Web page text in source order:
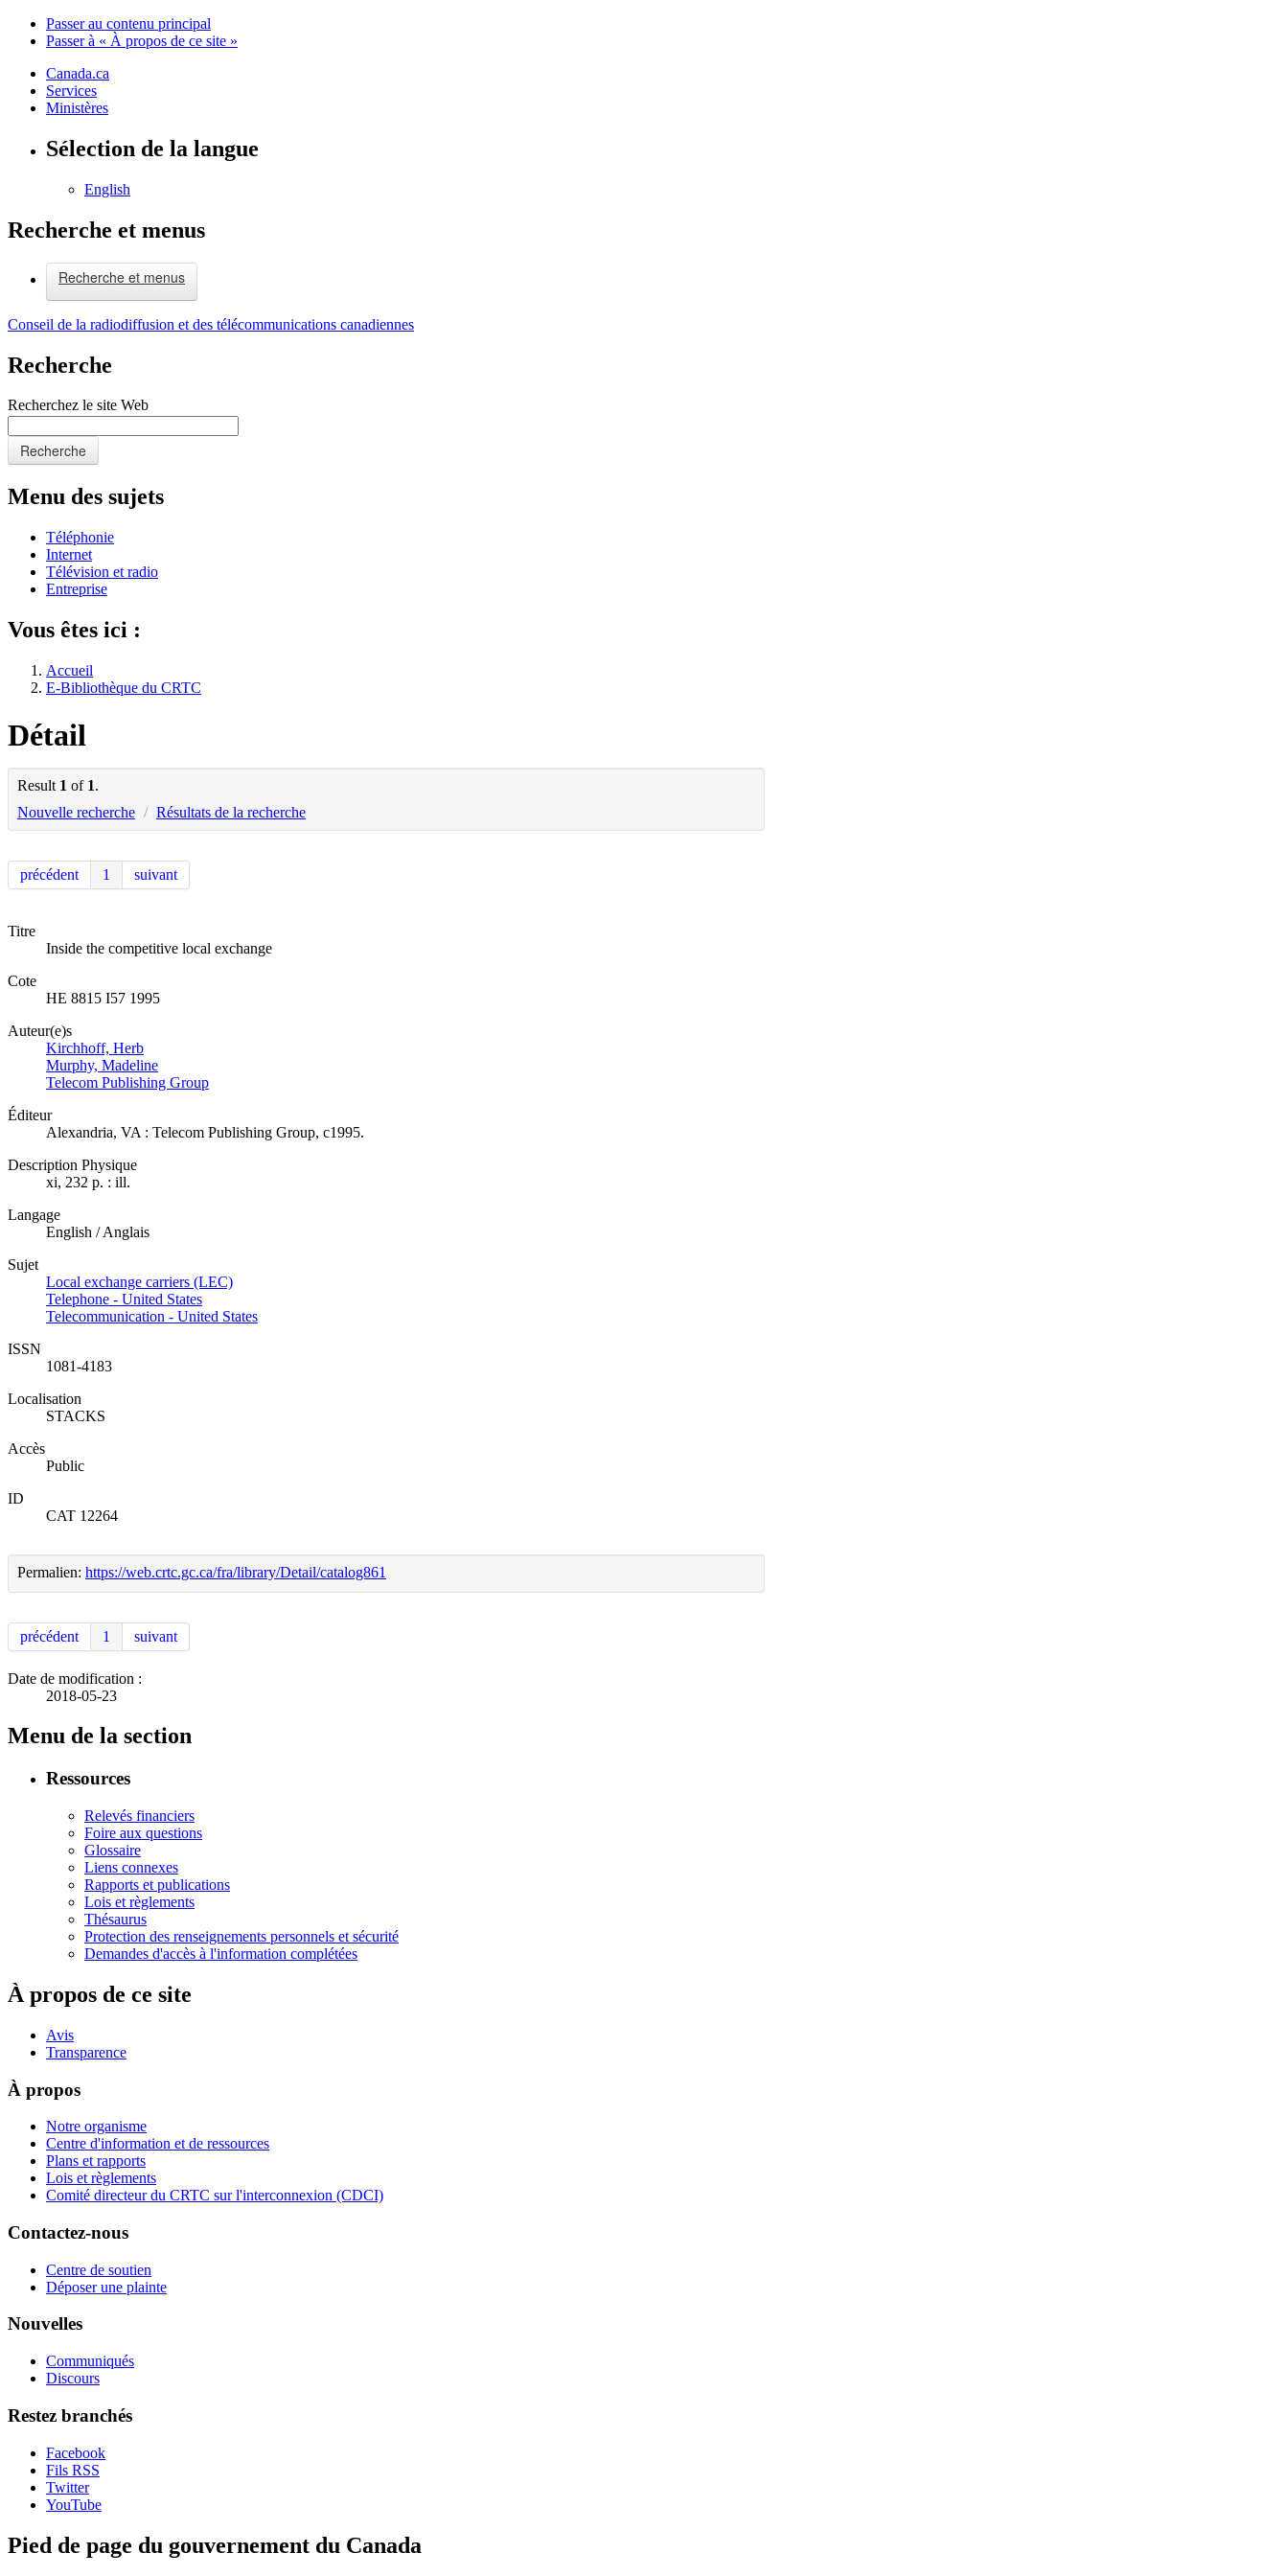
Passer au contenu principal
Passer à « À propos de ce site »
Canada.ca
Services
Ministères
Sélection de la langue
English
Recherche et menus
Recherche et menus
Conseil de la radiodiffusion et des télécommunications canadiennes
Recherche
Recherchez le site Web
Recherche
Menu des sujets
Téléphonie
Internet
Télévision et radio
Entreprise
Vous êtes ici :
Accueil
E-Bibliothèque du CRTC
Détail
Result 1 of 1.
Nouvelle recherche / Résultats de la recherche
précédent 1 suivant
Titre
Inside the competitive local exchange
Cote
HE 8815 I57 1995
Auteur(e)s
Kirchhoff, Herb
Murphy, Madeline
Telecom Publishing Group
Éditeur
Alexandria, VA : Telecom Publishing Group, c1995.
Description Physique
xi, 232 p. : ill.
Langage
English / Anglais
Sujet
Local exchange carriers (LEC)
Telephone - United States
Telecommunication - United States
ISSN
1081-4183
Localisation
STACKS
Accès
Public
ID
CAT 12264
Permalien: https://web.crtc.gc.ca/fra/library/Detail/catalog861
précédent 1 suivant
Date de modification :
2018-05-23
Menu de la section
Ressources
Relevés financiers
Foire aux questions
Glossaire
Liens connexes
Rapports et publications
Lois et règlements
Thésaurus
Protection des renseignements personnels et sécurité
Demandes d'accès à l'information complétées
À propos de ce site
Avis
Transparence
À propos
Notre organisme
Centre d'information et de ressources
Plans et rapports
Lois et règlements
Comité directeur du CRTC sur l'interconnexion (CDCI)
Contactez-nous
Centre de soutien
Déposer une plainte
Nouvelles
Communiqués
Discours
Restez branchés
Facebook
Fils RSS
Twitter
YouTube
Pied de page du gouvernement du Canada